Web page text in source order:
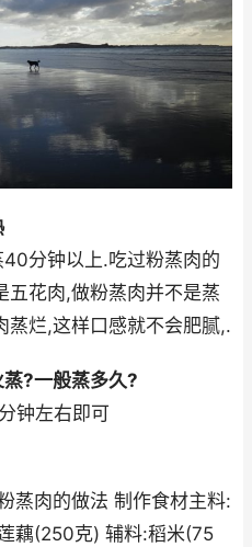
分钟以上.吃过粉蒸肉的
五花肉,做粉蒸肉并不是蒸
蒸烂,这样口感就不会肥腻,.
?一般蒸多久?
钟左右即可
蒸肉的做法 制作食材主料:
藕(250克) 辅料:稻米(75